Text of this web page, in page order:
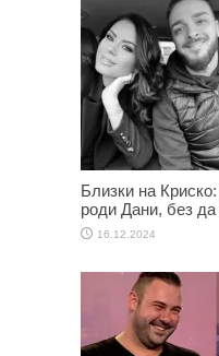
Близки на
роди Дани, без
16.12.2024